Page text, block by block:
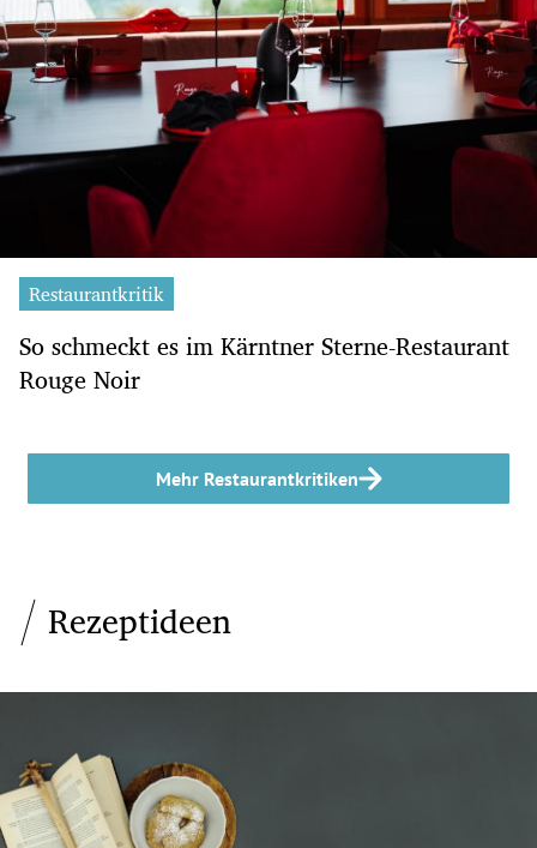
Restaurantkritik
So schmeckt es im Kärntner Sterne-Restaurant
Rouge Noir
Mehr Restaurantkritiken
Rezeptideen